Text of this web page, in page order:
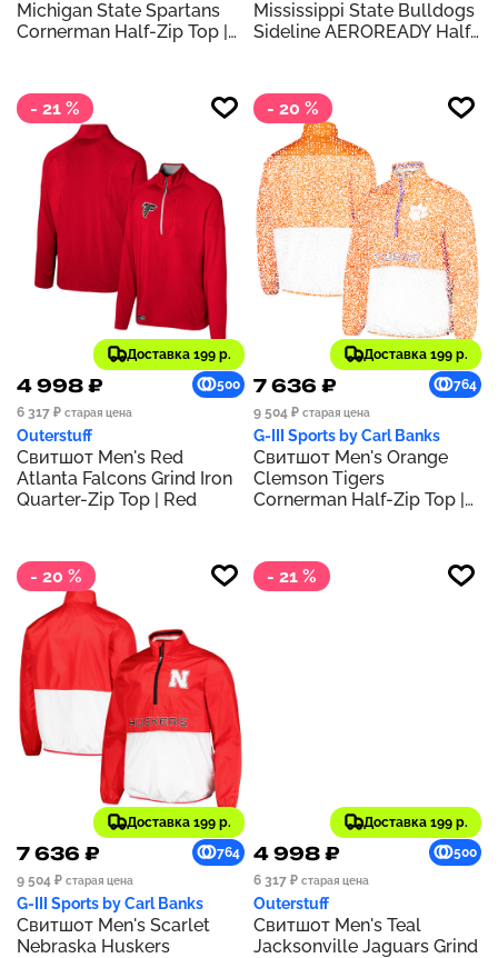
Michigan State Spartans
Cornerman Half-Zip Top |
Mississippi State Bulldogs
Sideline AEROREADY Half-
- 21 %
Доставка 199 р.
4 998 ₽
500
6 317 ₽ старая цена
Outerstuff
Свитшот Men's Red
Atlanta Falcons Grind Iron
Quarter-Zip Top | Red
- 20 %
Доставка 199 р.
7 636 ₽
764
9 504 ₽ старая цена
G-III Sports by Carl Banks
Свитшот Men's Orange
Clemson Tigers
Cornerman Half-Zip Top |
- 20 %
Доставка 199 р.
7 636 ₽
764
9 504 ₽ старая цена
G-III Sports by Carl Banks
Свитшот Men's Scarlet
Nebraska Huskers
- 21 %
Доставка 199 р.
4 998 ₽
500
6 317 ₽ старая цена
Outerstuff
Свитшот Men's Teal
Jacksonville Jaguars Grind